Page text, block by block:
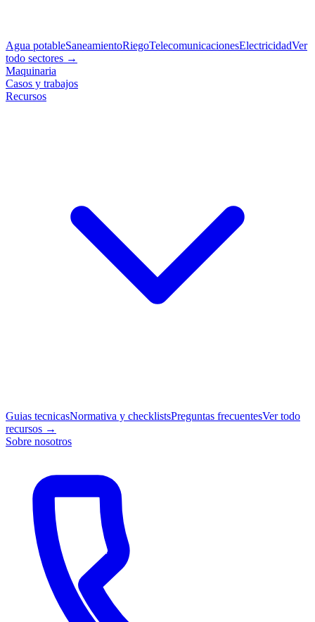
Agua potableSaneamientoRiegoTelecomunicacionesElectricidadVer
todo sectores →
Maquinaria
Casos y trabajos
Recursos
Guias tecnicasNormativa y checklistsPreguntas frecuentesVer todo
recursos →
Sobre nosotros